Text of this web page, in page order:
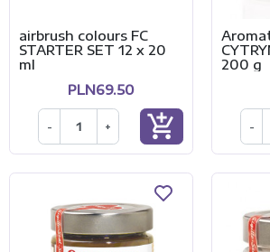
airbrush colours FC
STARTER SET 12 x 20
ml
PLN69.50
- + add_shopping_cart
200 g
-